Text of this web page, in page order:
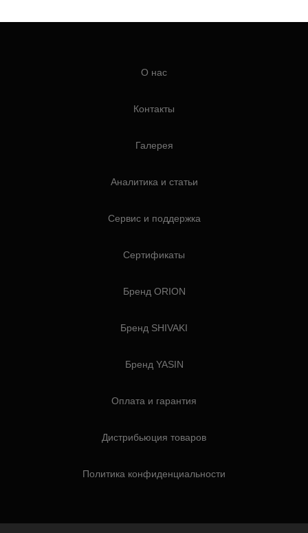
О нас
Контакты
Галерея
Аналитика и статьи
Сервис и поддержка
Сертификаты
Бренд ORION
Бренд SHIVAKI
Бренд YASIN
Оплата и гарантия
Дистрибьюция товаров
Политика конфиденциальности